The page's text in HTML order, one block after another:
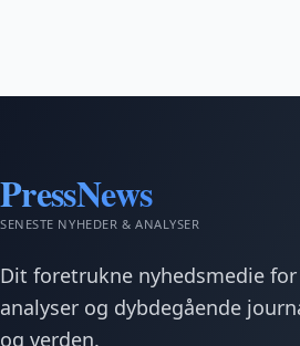
PressNews
SENESTE NYHEDER & ANALYSER
Dit foretrukne nyhedsmedie for
analyser og dybdegående
og verden.